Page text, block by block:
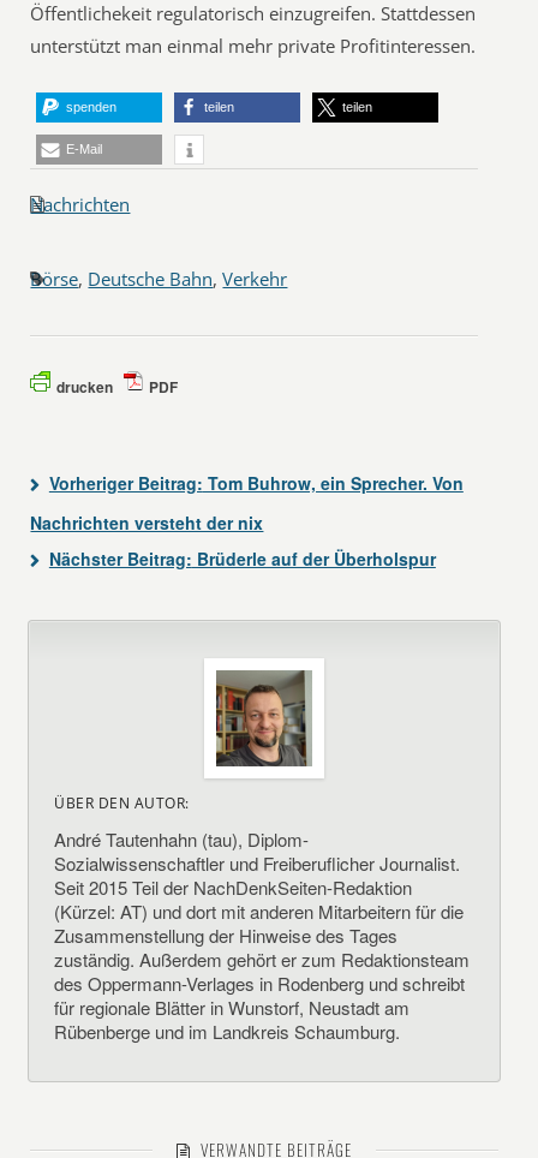
Öffentlichekeit regulatorisch einzugreifen. Stattdessen
unterstützt man einmal mehr private Profitinteressen.
spenden teilen teilen
E-Mail
Nachrichten
Börse, Deutsche Bahn,Verkehr
drucken PDF
Vorheriger Beitrag: Tom Buhrow, ein Sprecher. Von
Nachrichten versteht der nix
Nächster Beitrag: Brüderle auf der Überholspur
ÜBER DEN AUTOR:
André Tautenhahn (tau), Diplom-
Sozialwissenschaftler und Freiberuflicher Journalist.
Seit 2015 Teil der NachDenkSeiten-Redaktion
(Kürzel: AT) und dort mit anderen Mitarbeitern für die
Zusammenstellung der Hinweise des Tages
zuständig. Außerdem gehört er zum Redaktionsteam
des Oppermann-Verlages in Rodenberg und schreibt
für regionale Blätter in Wunstorf, Neustadt am
Rübenberge und im Landkreis Schaumburg.
VERWANDTE BEITRÄGE